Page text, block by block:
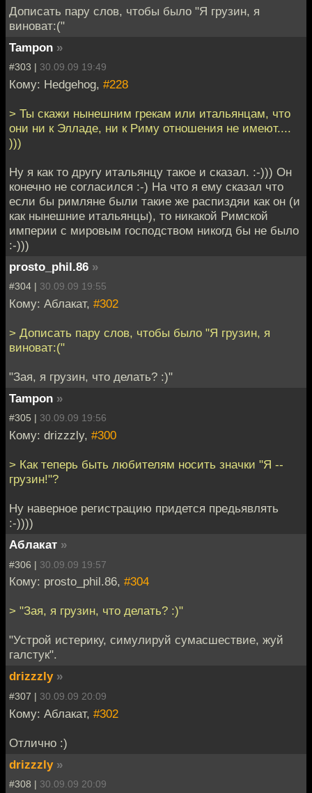
Дописать пару слов, чтобы было "Я грузин, я
виноват:("
Tampon »
#303 | 30.09.09 19:49
Кому: Hedgehog, #228
> Ты скажи нынешним грекам или итальянцам, что
они ни к Элладе, ни к Риму отношения не имеют....
)))
Ну я как то другу итальянцу такое и сказал. :-))) Он
конечно не согласился :-) На что я ему сказал что
если бы римляне были такие же распиздяи как он (и
как нынешние итальянцы), то никакой Римской
империи с мировым господством никогд бы не было
:-)))
prosto_phil.86 »
#304 | 30.09.09 19:55
Кому: Аблакат, #302
> Дописать пару слов, чтобы было "Я грузин, я
виноват:("
"Зая, я грузин, что делать? :)"
Tampon »
#305 | 30.09.09 19:56
Кому: drizzzly, #300
> Как теперь быть любителям носить значки "Я --
грузин!"?
Ну наверное регистрацию придется предьявлять
:-))))
Аблакат »
#306 | 30.09.09 19:57
Кому: prosto_phil.86, #304
> "Зая, я грузин, что делать? :)"
"Устрой истерику, симулируй сумасшествие, жуй
галстук".
drizzzly »
#307 | 30.09.09 20:09
Кому: Аблакат, #302
Отлично :)
drizzzly »
#308 | 30.09.09 20:09